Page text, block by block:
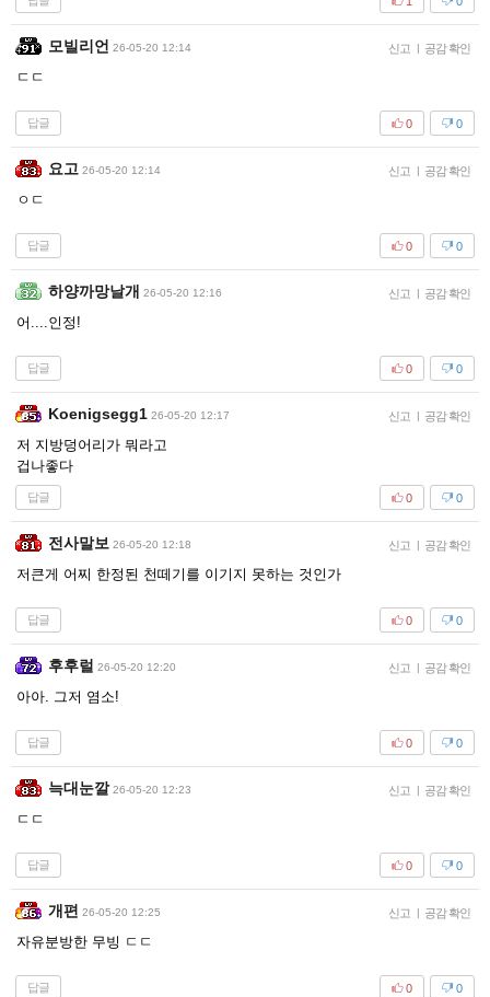
모빌리언 26-05-20 12:14 신고 | 공감 확인
ㄷㄷ
답글 0
0
요고 26-05-20 12:14 신고 | 공감 확인
ㅇㄷ
답글 0
0
하양까망날개 26-05-20 12:16 신고 | 공감 확인
어....인정!
답글 0
0
Koenigsegg1 26-05-20 12:17 신고 | 공감 확인
저 지방덩어리가 뭐라고
겁나좋다
답글 0
0
전사말보 26-05-20 12:18 신고 | 공감 확인
저큰게 어찌 한정된 천떼기를 이기지 못하는 것인가
답글 0
0
후후럴 26-05-20 12:20 신고 | 공감 확인
아아. 그저 염소!
답글 0
0
늑대눈깔 26-05-20 12:23 신고 | 공감 확인
ㄷㄷ
답글 0
0
개편 26-05-20 12:25 신고 | 공감 확인
자유분방한 무빙 ㄷㄷ
답글 0
0